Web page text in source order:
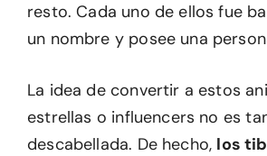
resto. Cada uno de ellos fue
un nombre y posee una
La idea de convertir a estos
estrellas o influencers no es
descabellada. De hecho, los